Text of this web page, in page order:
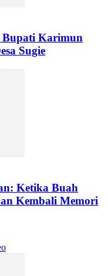
Bupati Karimun
Sugie
Ketika Buah
Kembali Memori